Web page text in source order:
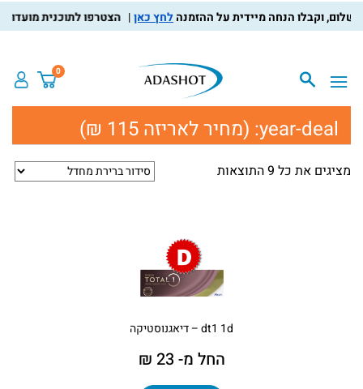
לחץ כאן הצטרפו לתוכנית מועדון
0
year-deal: (מחיר לאריזה 115 ₪)
מציגים את כל ⁦9⁩ התוצאות
dt1 1d – דיאגנוסטיקה
החל מ- 23 ₪